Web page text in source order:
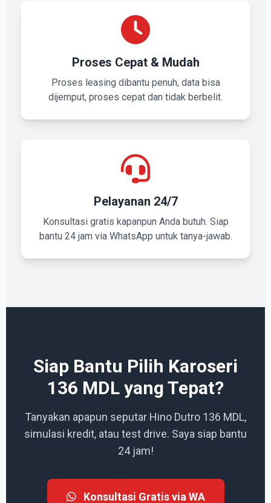
Proses Cepat & Mudah
Proses leasing dibantu penuh, data bisa
dijemput, proses cepat dan tidak berbelit.
Pelayanan 24/7
Konsultasi gratis kapanpun Anda butuh. Siap
bantu 24 jam via WhatsApp untuk tanya-jawab.
Siap Bantu Pilih Karoseri
136 MDL yang Tepat?
Tanyakan apapun seputar Hino Dutro 136 MDL,
simulasi kredit, atau test drive. Saya siap bantu
24 jam!
Konsultasi Gratis via WA